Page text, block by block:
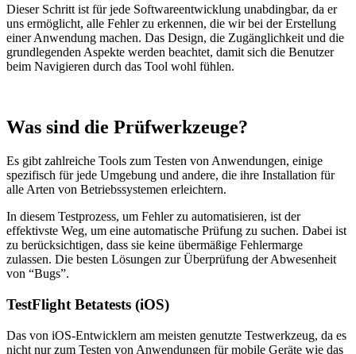
Dieser Schritt ist für jede Softwareentwicklung unabdingbar, da er
uns ermöglicht, alle Fehler zu erkennen, die wir bei der Erstellung
einer Anwendung machen. Das Design, die Zugänglichkeit und die
grundlegenden Aspekte werden beachtet, damit sich die Benutzer
beim Navigieren durch das Tool wohl fühlen.
Was sind die Prüfwerkzeuge?
Es gibt zahlreiche Tools zum Testen von Anwendungen, einige
spezifisch für jede Umgebung und andere, die ihre Installation für
alle Arten von Betriebssystemen erleichtern.
In diesem Testprozess, um Fehler zu automatisieren, ist der
effektivste Weg, um eine automatische Prüfung zu suchen. Dabei ist
zu berücksichtigen, dass sie keine übermäßige Fehlermarge
zulassen. Die besten Lösungen zur Überprüfung der Abwesenheit
von “Bugs”.
TestFlight Betatests (iOS)
Das von iOS-Entwicklern am meisten genutzte Testwerkzeug, da es
nicht nur zum Testen von Anwendungen für mobile Geräte wie das